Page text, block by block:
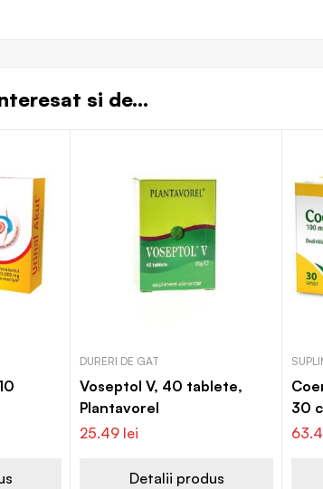
si de...
DURERI DE GAT
Voseptol V, 40 tablete,
Plantavorel
25.49 lei
Detalii produs
30